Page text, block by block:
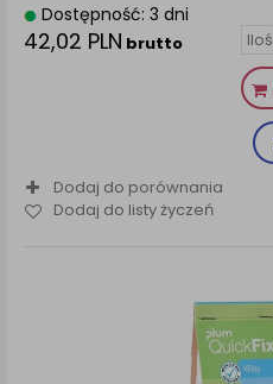
Dostępność: 3 dni
42,02 PLN brutto
Dodaj do porównania
Dodaj do listy życzeń